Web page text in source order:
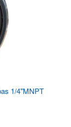
1/4"MNPT